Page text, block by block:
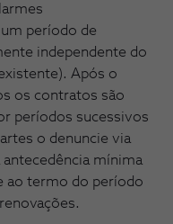
período de
independente do
Após o
os contratos são
períodos sucessivos
o denuncie via
mínima
ao termo do período